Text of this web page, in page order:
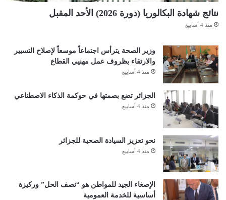
نتائج شهادة البكالوريا (دورة 2026) الأحد المقبل
منذ 4 أسابيع
وزير الصحة يترأس اجتماعاً موسعاً لإصلاح التسيير
والارتقاء بظروف عمل مهنيي القطاع
منذ 4 أسابيع
الجزائر تضع بصمتها في حوكمة الذكاء الاصطناعي
منذ 4 أسابيع
نحو تعزيز السيادة الصحية للجزائر
منذ 4 أسابيع
الإصغاء الجيد للمواطن هو “نصف الحل” وركيزة
أساسية للخدمة العمومية